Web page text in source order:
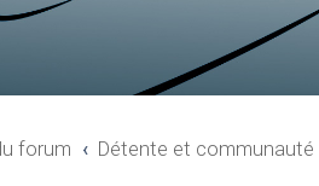
forum Détente et